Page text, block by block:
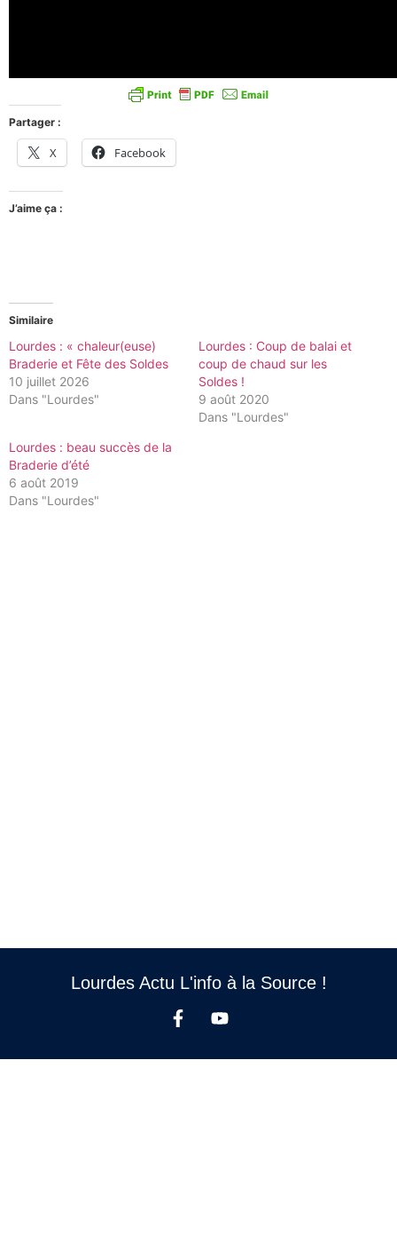
Partager :
X Facebook
J’aime ça :
Similaire
Lourdes : « chaleur(euse)
Braderie et Fête des Soldes
10 juillet 2026
Dans "Lourdes"
Lourdes : Coup de balai et
coup de chaud sur les
Soldes !
9 août 2020
Dans "Lourdes"
Lourdes : beau succès de la
Braderie d’été
6 août 2019
Dans "Lourdes"
Lourdes Actu L'info à la Source !